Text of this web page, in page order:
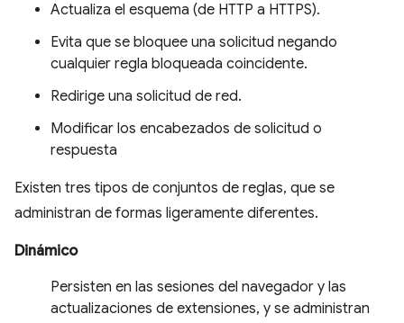
Actualiza el esquema (de HTTP a HTTPS).
Evita que se bloquee una solicitud negando
cualquier regla bloqueada coincidente.
Redirige una solicitud de red.
Modificar los encabezados de solicitud o
respuesta
Existen tres tipos de conjuntos de reglas, que se
administran de formas ligeramente diferentes.
Dinámico
Persisten en las sesiones del navegador y las
actualizaciones de extensiones, y se administran